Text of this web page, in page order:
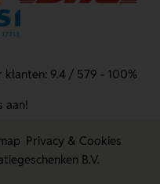
klanten: 9.4 / 579 - 100%
aan!
Privacy & Cookies
B.V.